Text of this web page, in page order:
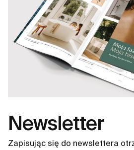
Newsletter
Zapisując się do newslettera